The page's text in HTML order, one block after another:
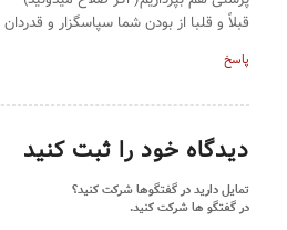
قبلاً و قلبا از بودن شما سپاسگزار و
پاسخ
دیدگاه خود را ثبت کنید
تمایل دارید در گفتگوها شرکت کنید؟
در گفتگو ها شرکت کنید.